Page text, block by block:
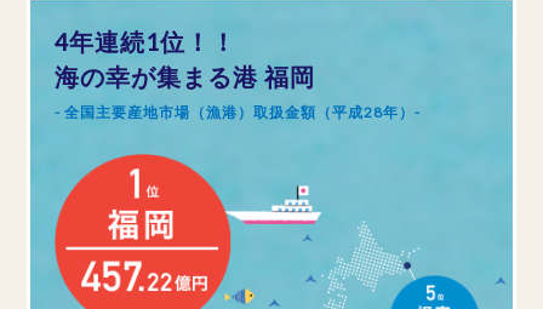
4年連続1位！！
海の幸が集まる港 福岡
- 全国主要産地市場（漁港）取扱金額（平成28年）-